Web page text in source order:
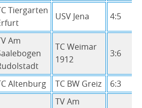
Galerie
Vorstand
Kontakt
Datenschutz
Tiergarten
USV Jena 4:5
Am
TC Weimar
1912
3:6
Altenburg TC BW Greiz 6:3
TV Am